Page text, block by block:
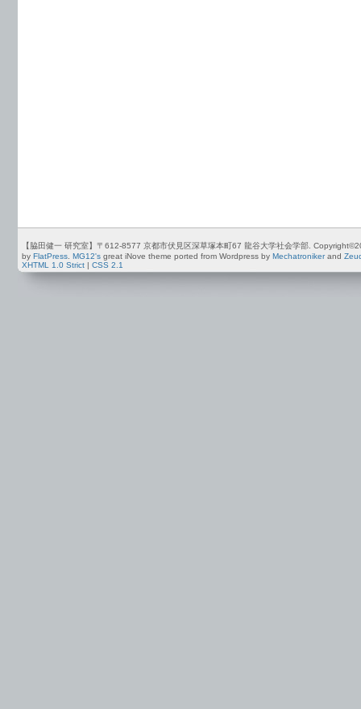
【脇田健一 研究室】〒612-8577 京都市伏見区深草塚本町67 龍谷大学社会学部.
by FlatPress. MG12's great iNove theme ported from Wordpress by Mechatronikerand
XHTML 1.0 Strict
CSS 2.1